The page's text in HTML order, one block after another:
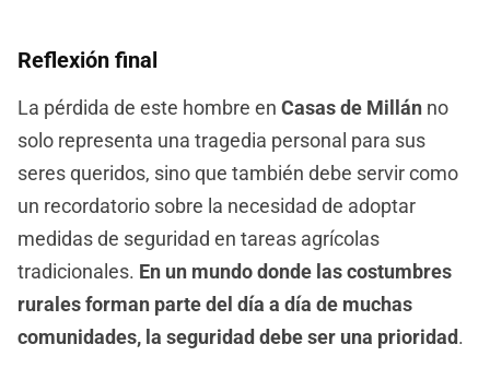
Reflexión final
La pérdida de este hombre en Casas de Millán no
solo representa una tragedia personal para sus
seres queridos, sino que también debe servir como
un recordatorio sobre la necesidad de adoptar
medidas de seguridad en tareas agrícolas
tradicionales. En un mundo donde las costumbres
rurales forman parte del día a día de muchas
comunidades, la seguridad debe ser una prioridad.